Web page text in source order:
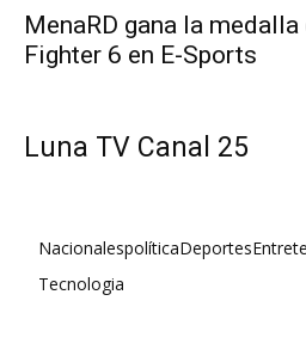
MenaRD gana la
Fighter 6 en E-Sports
Luna TV Canal 25
NacionalespolíticaDeportes
Tecnologia